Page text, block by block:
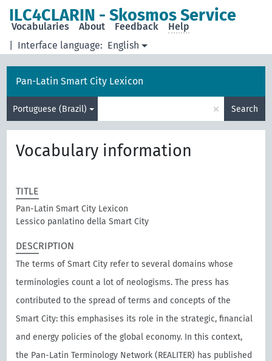
ILC4CLARIN - Skosmos Service
Interface language: English
Vocabularies About Feedback Help
Pan-Latin Smart City Lexicon
Portuguese (Brazil) × Search
Vocabulary information
TITLE
Pan-Latin Smart City Lexicon
Lessico panlatino della Smart City
DESCRIPTION
The terms of Smart City refer to several domains whose
terminologies count a lot of neologisms. The press has
contributed to the spread of terms and concepts of the
Smart City: this emphasises its role in the strategic, financial
and energy policies of the global economy. In this context,
the Pan-Latin Terminology Network (REALITER) has published